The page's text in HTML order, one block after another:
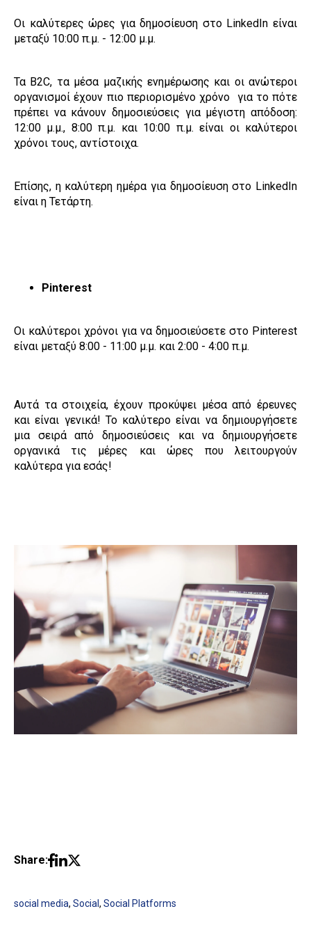
Οι καλύτερες ώρες για δημοσίευση στο LinkedIn είναι
μεταξύ 10:00 π.μ. - 12:00 μ.μ.
Τα B2C, τα μέσα μαζικής ενημέρωσης και οι ανώτεροι
οργανισμοί έχουν πιο περιορισμένο χρόνο για το πότε
πρέπει να κάνουν δημοσιεύσεις για μέγιστη απόδοση:
12:00 μ.μ., 8:00 π.μ. και 10:00 π.μ. είναι οι καλύτεροι
χρόνοι τους, αντίστοιχα.
Επίσης, η καλύτερη ημέρα για δημοσίευση στο LinkedIn
είναι η Τετάρτη.
Pinterest
Οι καλύτεροι χρόνοι για να δημοσιεύσετε στο Pinterest
είναι μεταξύ 8:00 - 11:00 μ.μ. και 2:00 - 4:00 π.μ.
Αυτά τα στοιχεία, έχουν προκύψει μέσα από έρευνες
και είναι γενικά! Το καλύτερο είναι να δημιουργήσετε
μια σειρά από δημοσιεύσεις και να δημιουργήσετε
οργανικά τις μέρες και ώρες που λειτουργούν
καλύτερα για εσάς!
Share:
social media, Social , Social Platforms